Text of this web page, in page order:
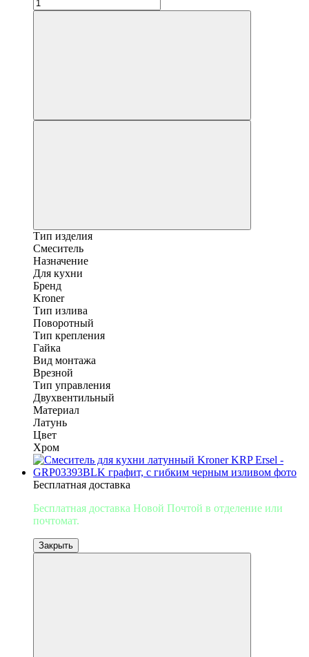
Тип изделия
Смеситель
Назначение
Для кухни
Бренд
Kroner
Тип излива
Поворотный
Тип крепления
Гайка
Вид монтажа
Врезной
Тип управления
Двухвентильный
Материал
Латунь
Цвет
Хром
Бесплатная доставка
Бесплатная доставка Новой Почтой в отделение или
почтомат.
Закрыть